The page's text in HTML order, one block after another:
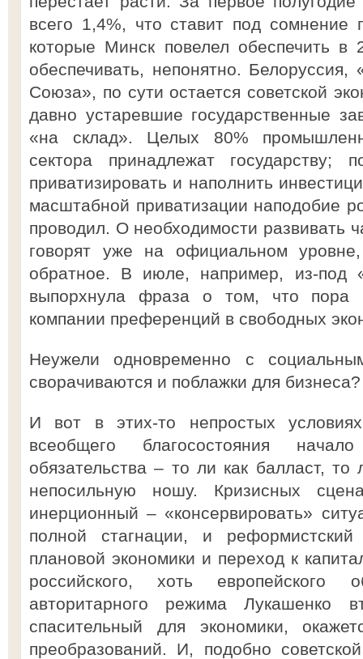
всего 1,4%, что ставит под сомнение
которые Минск повелел обеспечить в
обеспечивать, непонятно. Белоруссия,
Союза», по сути остается советской
давно устаревшие государственные
«на склад». Целых 80%
сектора принадлежат государству;
приватизировать и наполнить
масштабной приватизации наподобие
проводил. О необходимости развивать
говорят уже на официальном
обратное. В июле, например, из-под
выпорхнула фраза о том, что пора
компании преференций в свободных
Неужели одновременно с
сворачиваются и поблажки для бизнеса?
И вот в этих-то непростых условиях
всеобщего благосостояния
обязательства – то ли как балласт,
непосильную ношу. Кризисных
инерционный – «консервировать»
полной стагнации, и
плановой экономики и переход к
российского, хоть
авторитарного режима Лукашенко
спасительный для экономики,
преобразований. И, подобно